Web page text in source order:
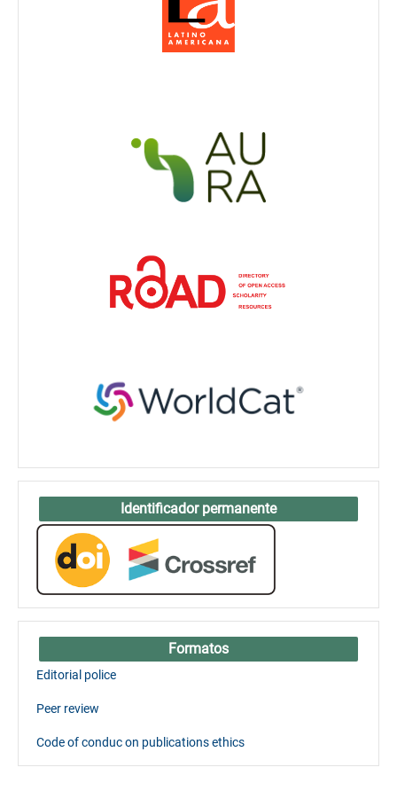
Identificador permanente
Formatos
Editorial police
Peer review
Code of conduc on publications ethics